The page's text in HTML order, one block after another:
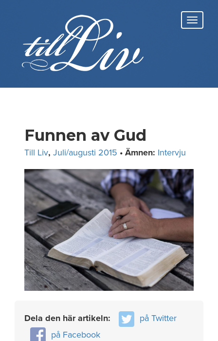
Funnen av Gud
Till Liv, Juli/augusti 2015 • Ämnen: Intervju
Dela den här artikeln:
på Twitter
på Facebook